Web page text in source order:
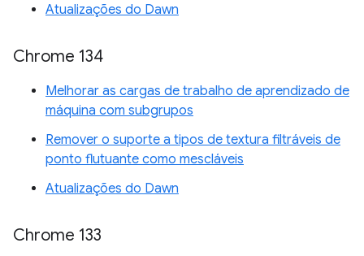
Atualizações do Dawn
Chrome 134
Melhorar as cargas de trabalho de aprendizado de
máquina com subgrupos
Remover o suporte a tipos de textura filtráveis de
ponto flutuante como mescláveis
Atualizações do Dawn
Chrome 133